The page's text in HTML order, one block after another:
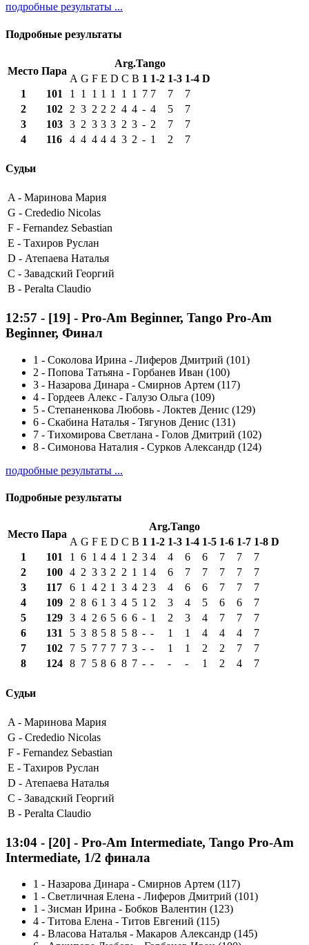
подробные результаты ...
Подробные результаты
Место Пара
Arg.Tango
A G F E D C B 1 1-2 1-3 1-4 D
1
101 1 1 1 1 1 1 1 7 7 7
7
2
102 2 3 2 2 2 4 4 - 4 5
7
3
103 3 2 3 3 3 2 3 - 2 7
7
4
116 4 4 4 4 4 3 2 - 1 2 7
Судьи
A - Маринова Мария
G - Crededio Nicolas
F - Fernandez Sebastian
E - Тахиров Руслан
D - Атепаева Наталья
C - Завадский Георгий
B - Peralta Claudio
12:57 - [19] - Pro-Am Beginner, Tango Pro-Am
Beginner, Финал
1 - Соколова Ирина - Лиферов Дмитрий (101)
2 - Попова Татьяна - Горбанев Иван (100)
3 - Назарова Динара - Смирнов Артем (117)
4 - Гордеев Алекс - Галузо Ольга (109)
5 - Степаненкова Любовь - Локтев Денис (129)
6 - Скабина Наталья - Тягунов Денис (131)
7 - Тихомирова Светлана - Голов Дмитрий (102)
8 - Симонова Наталия - Сурков Александр (124)
подробные результаты ...
Подробные результаты
Место Пара
Arg.Tango
A G F E D C B 1 1-2 1-3 1-4 1-5 1-6 1-7 1-8 D
1
101 1 6 1 4 4 1 2 3 4 4 6 6 7 7
7
2
100 4 2 3 3 2 2 1 1 4 6 7 7 7 7
7
3
117 6 1 4 2 1 3 4 2 3 4 6 6 7 7
7
4
109 2 8 6 1 3 4 5 1 2 3 4 5 6 6
7
5
129 3 4 2 6 5 6 6 - 1 2 3 4 7 7
7
6
131 5 3 8 5 8 5 8 - - 1 1 4 4 4
7
7
102 7 5 7 7 7 7 3 - - 1 1 2 2 7
7
8
124 8 7 5 8 6 8 7 - - - - 1 2 4 7
Судьи
A - Маринова Мария
G - Crededio Nicolas
F - Fernandez Sebastian
E - Тахиров Руслан
D - Атепаева Наталья
C - Завадский Георгий
B - Peralta Claudio
13:04 - [20] - Pro-Am Intermediate, Tango Pro-Am
Intermediate, 1/2 финала
1 - Назарова Динара - Смирнов Артем (117)
1 - Светличная Елена - Лиферов Дмитрий (101)
1 - Зисман Ирина - Бобков Валентин (123)
4 - Титова Елена - Титов Евгений (115)
4 - Власова Наталья - Макаров Александр (145)